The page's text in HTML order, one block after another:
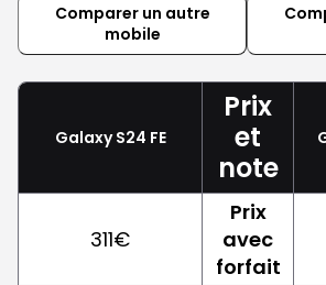
Comparer un autre
mobile
Galaxy S24 FE
Prix
et
note
311€
Prix
avec
forfait